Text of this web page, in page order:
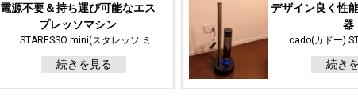
電源不要＆持ち運び可能なエス
プレッソマシン
STARESSO mini(スタレッソ ミ
ニ)
続きを見る
デザイン良く性
器
cado(カドー)
630i) Black
レミ
続き